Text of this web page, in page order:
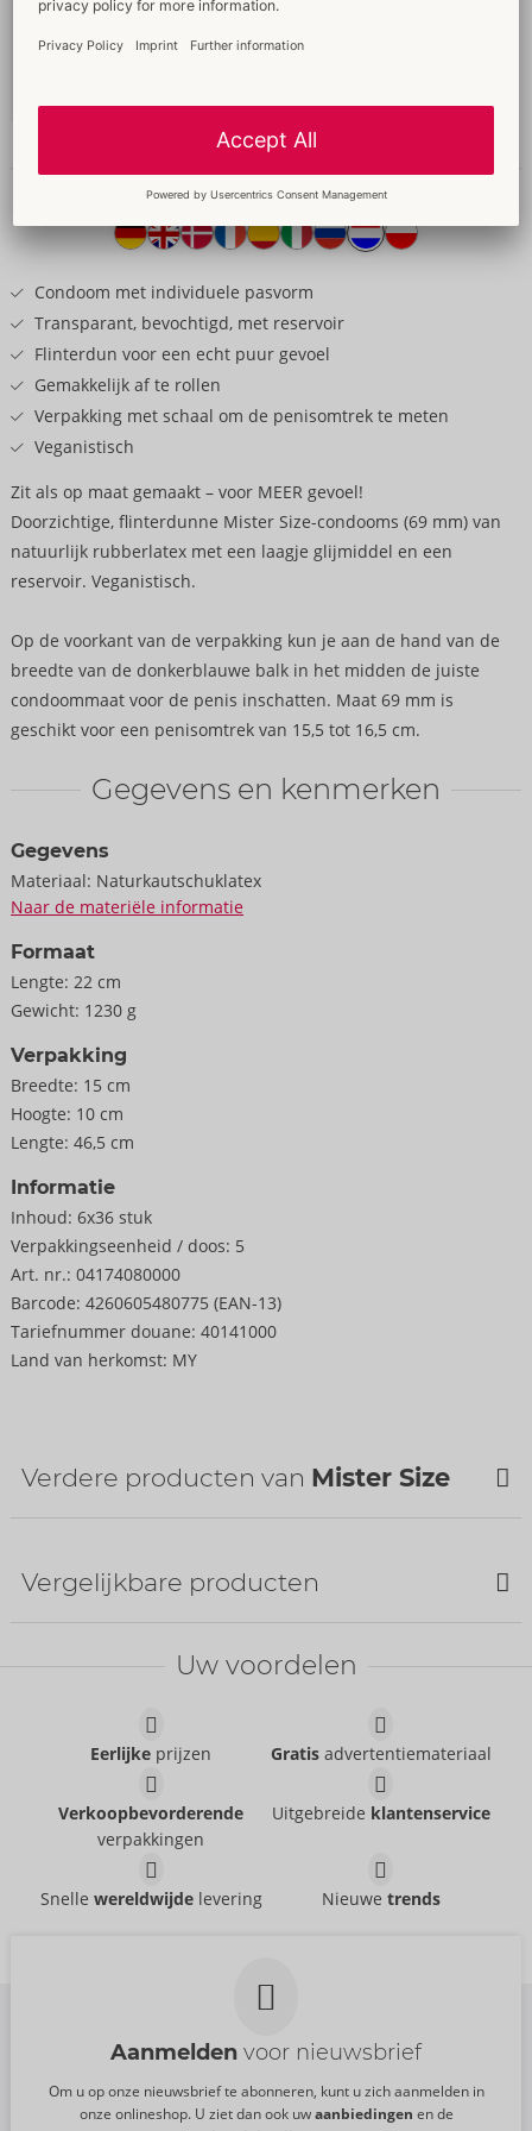
69 mm
Uitgepakt
Details
Producttekst
Condoom met individuele pasvorm
Transparant, bevochtigd, met reservoir
Flinterdun voor een echt puur gevoel
Gemakkelijk af te rollen
Verpakking met schaal om de penisomtrek te meten
Veganistisch
Zit als op maat gemaakt – voor MEER gevoel!
Doorzichtige, flinterdunne Mister Size-condooms (69 mm) van
natuurlijk rubberlatex met een laagje glijmiddel en een
reservoir. Veganistisch.
Op de voorkant van de verpakking kun je aan de hand van de
breedte van de donkerblauwe balk in het midden de juiste
condoommaat voor de penis inschatten. Maat 69 mm is
geschikt voor een penisomtrek van 15,5 tot 16,5 cm.
Gegevens en kenmerken
Gegevens
Materiaal: Naturkautschuklatex
Naar de materiële informatie
Formaat
Lengte: 22 cm
Gewicht: 1230 g
Verpakking
Breedte: 15 cm
Hoogte: 10 cm
Lengte: 46,5 cm
Informatie
Inhoud: 6x36 stuk
Verpakkings­eenheid / doos: 5
Art. nr.: 04174080000
Barcode: 4260605480775 (EAN-13)
Tariefnummer douane: 40141000
Land van herkomst: MY
Verdere producten van Mister Size
Mister Size
04172030000
Mister Size
59,40 €
Vergelijkbare producten
60 mm 64 mm
Uw voordelen
Eerlijke prijzen Gratisadvertentiemateriaal
Verkoopbevorderende
verpakkingen
Uitgebreide klantenservice
Snelle wereldwijdelevering Nieuwe trends
Aanmelden voor nieuwsbrief
Om u op onze nieuwsbrief te abonneren, kunt u zich aanmelden in
onze onlineshop. U ziet dan ook uwaanbiedingen en de